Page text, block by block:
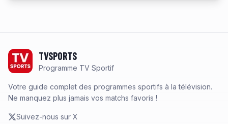
TVSPORTS
Programme TV Sportif
Votre guide complet des programmes sportifs à la télévision.
Ne manquez plus jamais vos matchs favoris !
Suivez-nous sur X